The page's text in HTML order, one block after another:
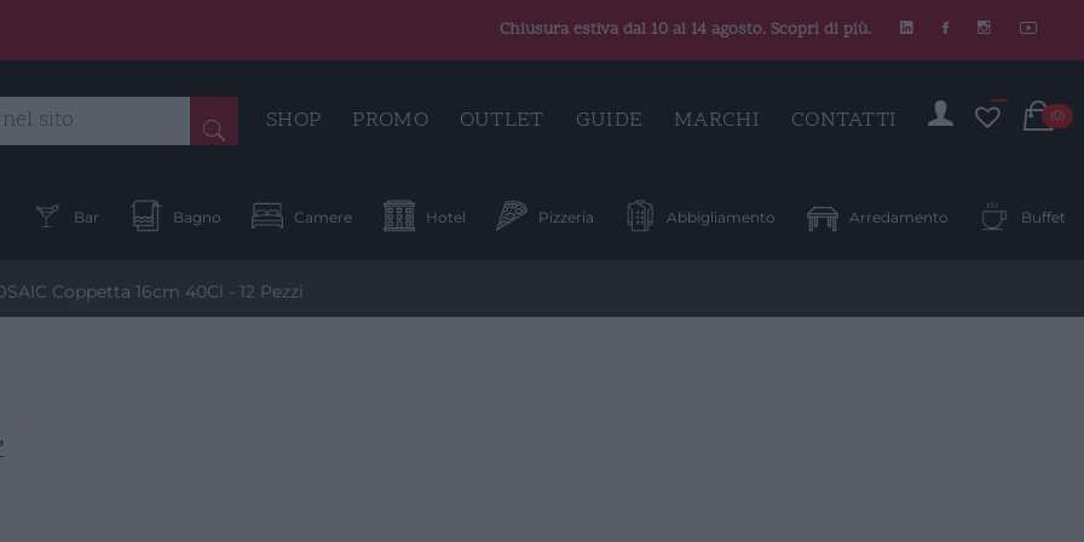
Chiusura estiva dal 10 al 14 agosto. Scopri di più.
SHOP PROMO OUTLET GUIDE MARCHI CONTATTI (0)
Bar Bagno Camere Hotel Pizzeria Abbigliamento Arredamento Buffet
Coppetta 16cm 40Cl - 12 Pezzi